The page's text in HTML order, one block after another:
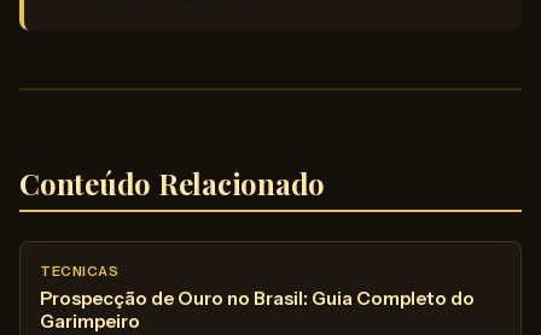
Conteúdo Relacionado
TECNICAS
Prospecção de Ouro no Brasil: Guia Completo do
Garimpeiro